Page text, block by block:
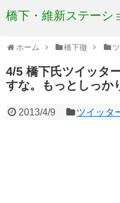
橋下・維新ステーシ
ホーム 橋下徹
4/5 橋下氏ツイッタ
すな。もっとしっか
2013/4/9 ツイッタ